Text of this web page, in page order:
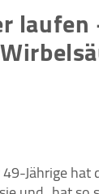
laufen
Jährige